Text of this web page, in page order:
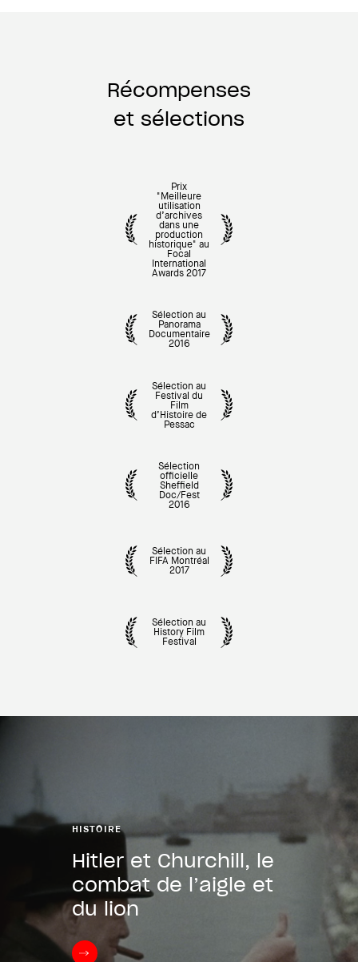
Récompenses
et sélections
Prix
"Meilleure
utilisation
d’archives
dans une
production
historique" au
Focal
International
Awards 2017
Sélection au
Panorama
Documentaire
2016
Sélection au
Festival du
Film
d’Histoire de
Pessac
Sélection
officielle
Sheffield
Doc/Fest
2016
Sélection au
FIFA Montréal
2017
Sélection au
History Film
Festival
HISTOIRE
Hitler et Churchill, le
combat de l’aigle et
du lion